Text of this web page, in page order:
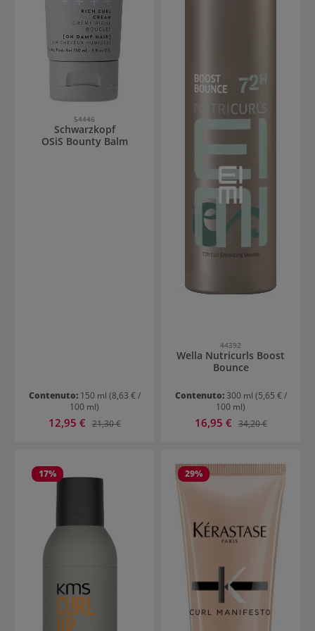
54446
Schwarzkopf
OSiS Bounty Balm
Contenuto: 150 ml (8,63 € /
100 ml)
Prezzo di vendita:
12,95 € Prezzo normale:
21,30 €
44392
Wella Nutricurls Boost
Bounce
Contenuto: 300 ml (5,65 € /
100 ml)
Prezzo di vendita:
16,95 € Prezzo normale:
34,20 €
17% 29%